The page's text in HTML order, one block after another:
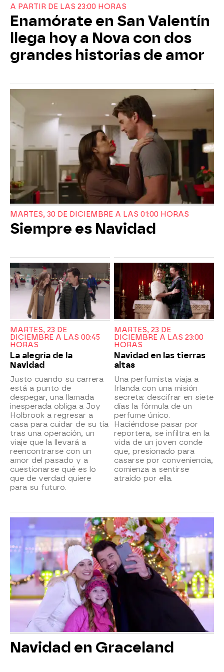
A PARTIR DE LAS 23:00 HORAS
Enamórate en San Valentín
llega hoy a Nova con dos
grandes historias de amor
MARTES, 30 DE DICIEMBRE A LAS 01:00 HORAS
Siempre es Navidad
MARTES, 23 DE
DICIEMBRE A LAS 00:45
HORAS
La alegría de la
Navidad
Justo cuando su carrera
está a punto de
despegar, una llamada
inesperada obliga a Joy
Holbrook a regresar a
casa para cuidar de su tía
tras una operación, un
viaje que la llevará a
reencontrarse con un
amor del pasado y a
cuestionarse qué es lo
que de verdad quiere
para su futuro.
MARTES, 23 DE
DICIEMBRE A LAS 23:00
HORAS
Navidad en las tierras
altas
Una perfumista viaja a
Irlanda con una misión
secreta: descifrar en siete
días la fórmula de un
perfume único.
Haciéndose pasar por
reportera, se infiltra en la
vida de un joven conde
que, presionado para
casarse por conveniencia,
comienza a sentirse
atraído por ella.
Navidad en Graceland